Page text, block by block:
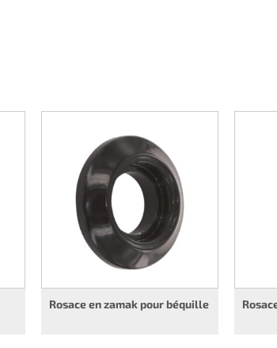
Rosace en zamak pour béquille